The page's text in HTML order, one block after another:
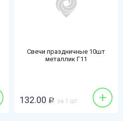
Свечи праздничные 10шт
металлик Г11
132.00 Р за 1 шт +